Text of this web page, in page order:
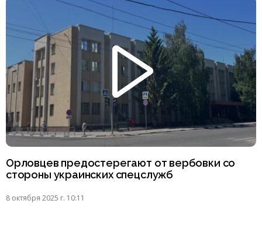
Орловцев предостерегают от вербовки со
стороны украинских спецслужб
8 октября 2025 г. 10:11